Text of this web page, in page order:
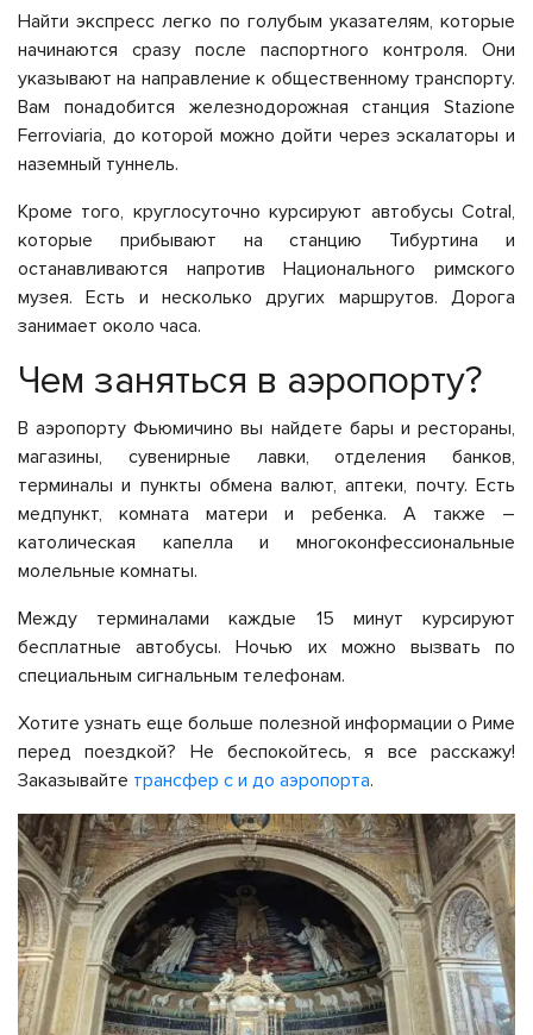
Найти экспресс легко по голубым указателям, которые
начинаются сразу после паспортного контроля. Они
указывают на направление к общественному транспорту.
Вам понадобится железнодорожная станция Stazione
Ferroviaria, до которой можно дойти через эскалаторы и
наземный туннель.
Кроме того, круглосуточно курсируют автобусы Cotral,
которые прибывают на станцию Тибуртина и
останавливаются напротив Национального римского
музея. Есть и несколько других маршрутов. Дорога
занимает около часа.
Чем заняться в аэропорту?
В аэропорту Фьюмичино вы найдете бары и рестораны,
магазины, сувенирные лавки, отделения банков,
терминалы и пункты обмена валют, аптеки, почту. Есть
медпункт, комната матери и ребенка. А также –
католическая капелла и многоконфессиональные
молельные комнаты.
Между терминалами каждые 15 минут курсируют
бесплатные автобусы. Ночью их можно вызвать по
специальным сигнальным телефонам.
Хотите узнать еще больше полезной информации о Риме
перед поездкой? Не беспокойтесь, я все расскажу!
Заказывайте трансфер с и до аэропорта.